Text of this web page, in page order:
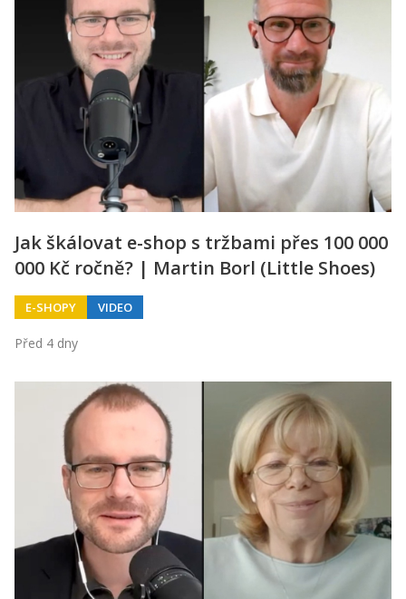
Jak škálovat e-shop s tržbami přes 100 000
000 Kč ročně? | Martin Borl (Little Shoes)
E-SHOPY VIDEO
Před 4 dny